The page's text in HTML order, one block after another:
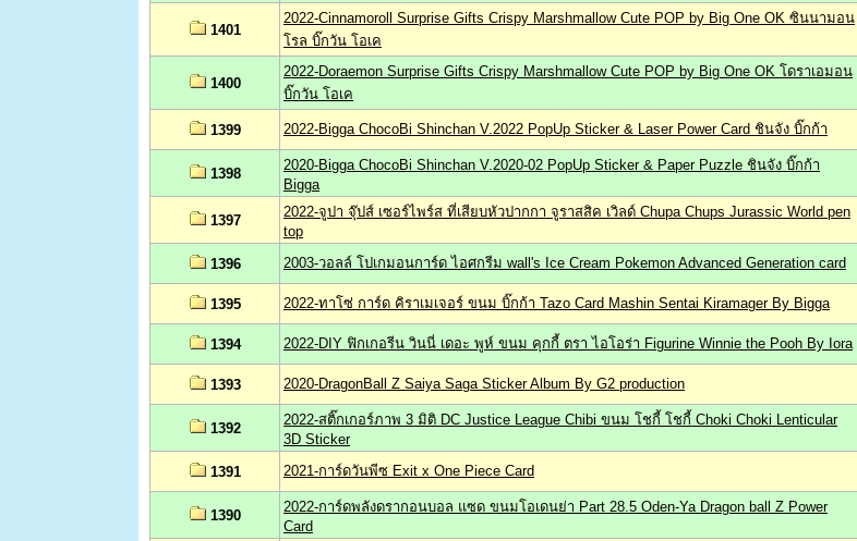
1401
2022-Cinnamoroll Surprise Gifts Crispy Marshmallow Cute POP by Big One OK ซินนามอน
โรล บิ๊กวัน โอเค
1400
2022-Doraemon Surprise Gifts Crispy Marshmallow Cute POP by Big One OK โดราเอมอน
บิ๊กวัน โอเค
1399 2022-Bigga ChocoBi Shinchan V.2022 PopUp Sticker & Laser Power Card ชินจัง บิ๊กก้า
1398
2020-Bigga ChocoBi Shinchan V.2020-02 PopUp Sticker & Paper Puzzle ชินจัง บิ๊กก้า
Bigga
1397
2022-จูปา จุ๊ปส์ เซอร์ไพร์ส ที่เสียบหัวปากกา จูราสสิค เวิลด์ Chupa Chups Jurassic World pen
top
1396 2003-วอลล์ โปเกมอนการ์ด ไอศกรีม wall's Ice Cream Pokemon Advanced Generation card
1395 2022-ทาโซ่ การ์ด คิราเมเจอร์ ขนม บิ๊กก้า Tazo Card Mashin Sentai Kiramager By Bigga
1394 2022-DIY ฟิกเกอรีน วินนี่ เดอะ พูห์ ขนม คุกกี้ ตรา ไอโอร่า Figurine Winnie the Pooh By Iora
1393 2020-DragonBall Z Saiya Saga Sticker Album By G2 production
1392
2022-สติ๊กเกอร์ภาพ 3 มิติ DC Justice League Chibi ขนม โชกี้ โชกี้ Choki Choki Lenticular
3D Sticker
1391 2021-การ์ดวันพีซ Exit x One Piece Card
1390
2022-การ์ดพลังดรากอนบอล แซด ขนมโอเดนย่า Part 28.5 Oden-Ya Dragon ball Z Power
Card